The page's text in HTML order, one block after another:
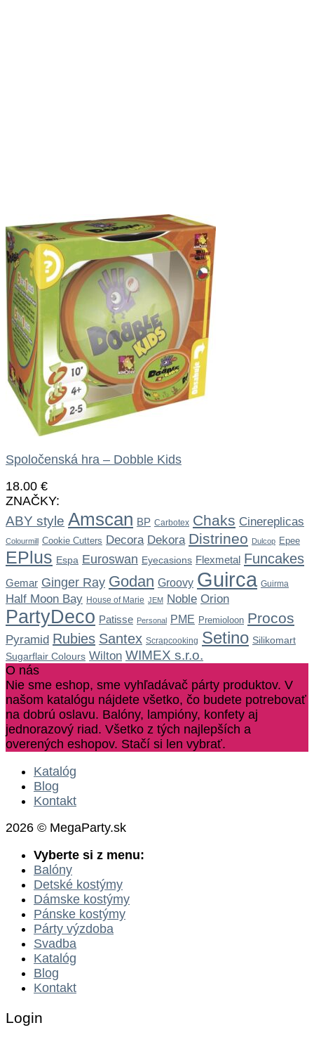
Spoločenská hra – Dobble Kids
18.00 €
ZNAČKY:
ABY style Amscan BP Carbotex Chaks Cinereplicas
Colourmill Cookie Cutters Decora Dekora Distrineo Dulcop Epee
EPlus Espa Euroswan Eyecasions Flexmetal Funcakes
Gemar Ginger Ray Godan Groovy Guirca Guirma
Half Moon Bay House of Marie JEM Noble Orion
PartyDeco Patisse Personal PME Premioloon Procos
Pyramid Rubies Santex Scrapcooking Setino Silikomart
Sugarflair Colours Wilton WIMEX s.r.o.
O nás
Nie sme eshop, sme vyhľadávač párty produktov. V
našom katalógu nájdete všetko, čo budete potrebovať
na dobrú oslavu. Balóny, lampióny, konfety aj
jednorazový riad. Všetko z tých najlepších a
overených eshopov. Stačí si len vybrať.
Katalóg
Blog
Kontakt
2026 © MegaParty.sk
Vyberte si z menu:
Balóny
Detské kostýmy
Dámske kostýmy
Pánske kostýmy
Párty výzdoba
Svadba
Katalóg
Blog
Kontakt
Login